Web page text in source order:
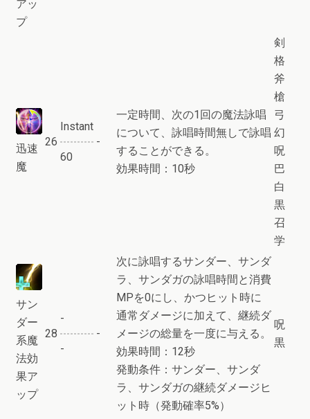
アッ
プ
迅速
魔
26
Instant
60
-
一定時間、次の1回の魔法詠唱
について、詠唱時間無しで詠唱
することができる。
効果時間：10秒
剣
格
斧
槍
弓
幻
呪
巴
白
黒
召
学
サン
ダー
系魔
法効
果ア
ップ
28
-
-
-
次に詠唱するサンダー、サンダ
ラ、サンダガの詠唱時間と消費
MPを0にし、かつヒット時に
通常ダメージに加えて、継続ダ
メージの総量を一度に与える。
効果時間：12秒
発動条件：サンダー、サンダ
ラ、サンダガの継続ダメージヒ
ット時（発動確率5%）
呪
黒